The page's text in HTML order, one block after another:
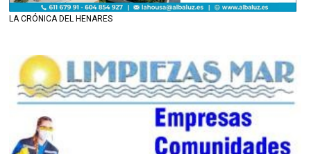
LA CRÓNICA DEL HENARES